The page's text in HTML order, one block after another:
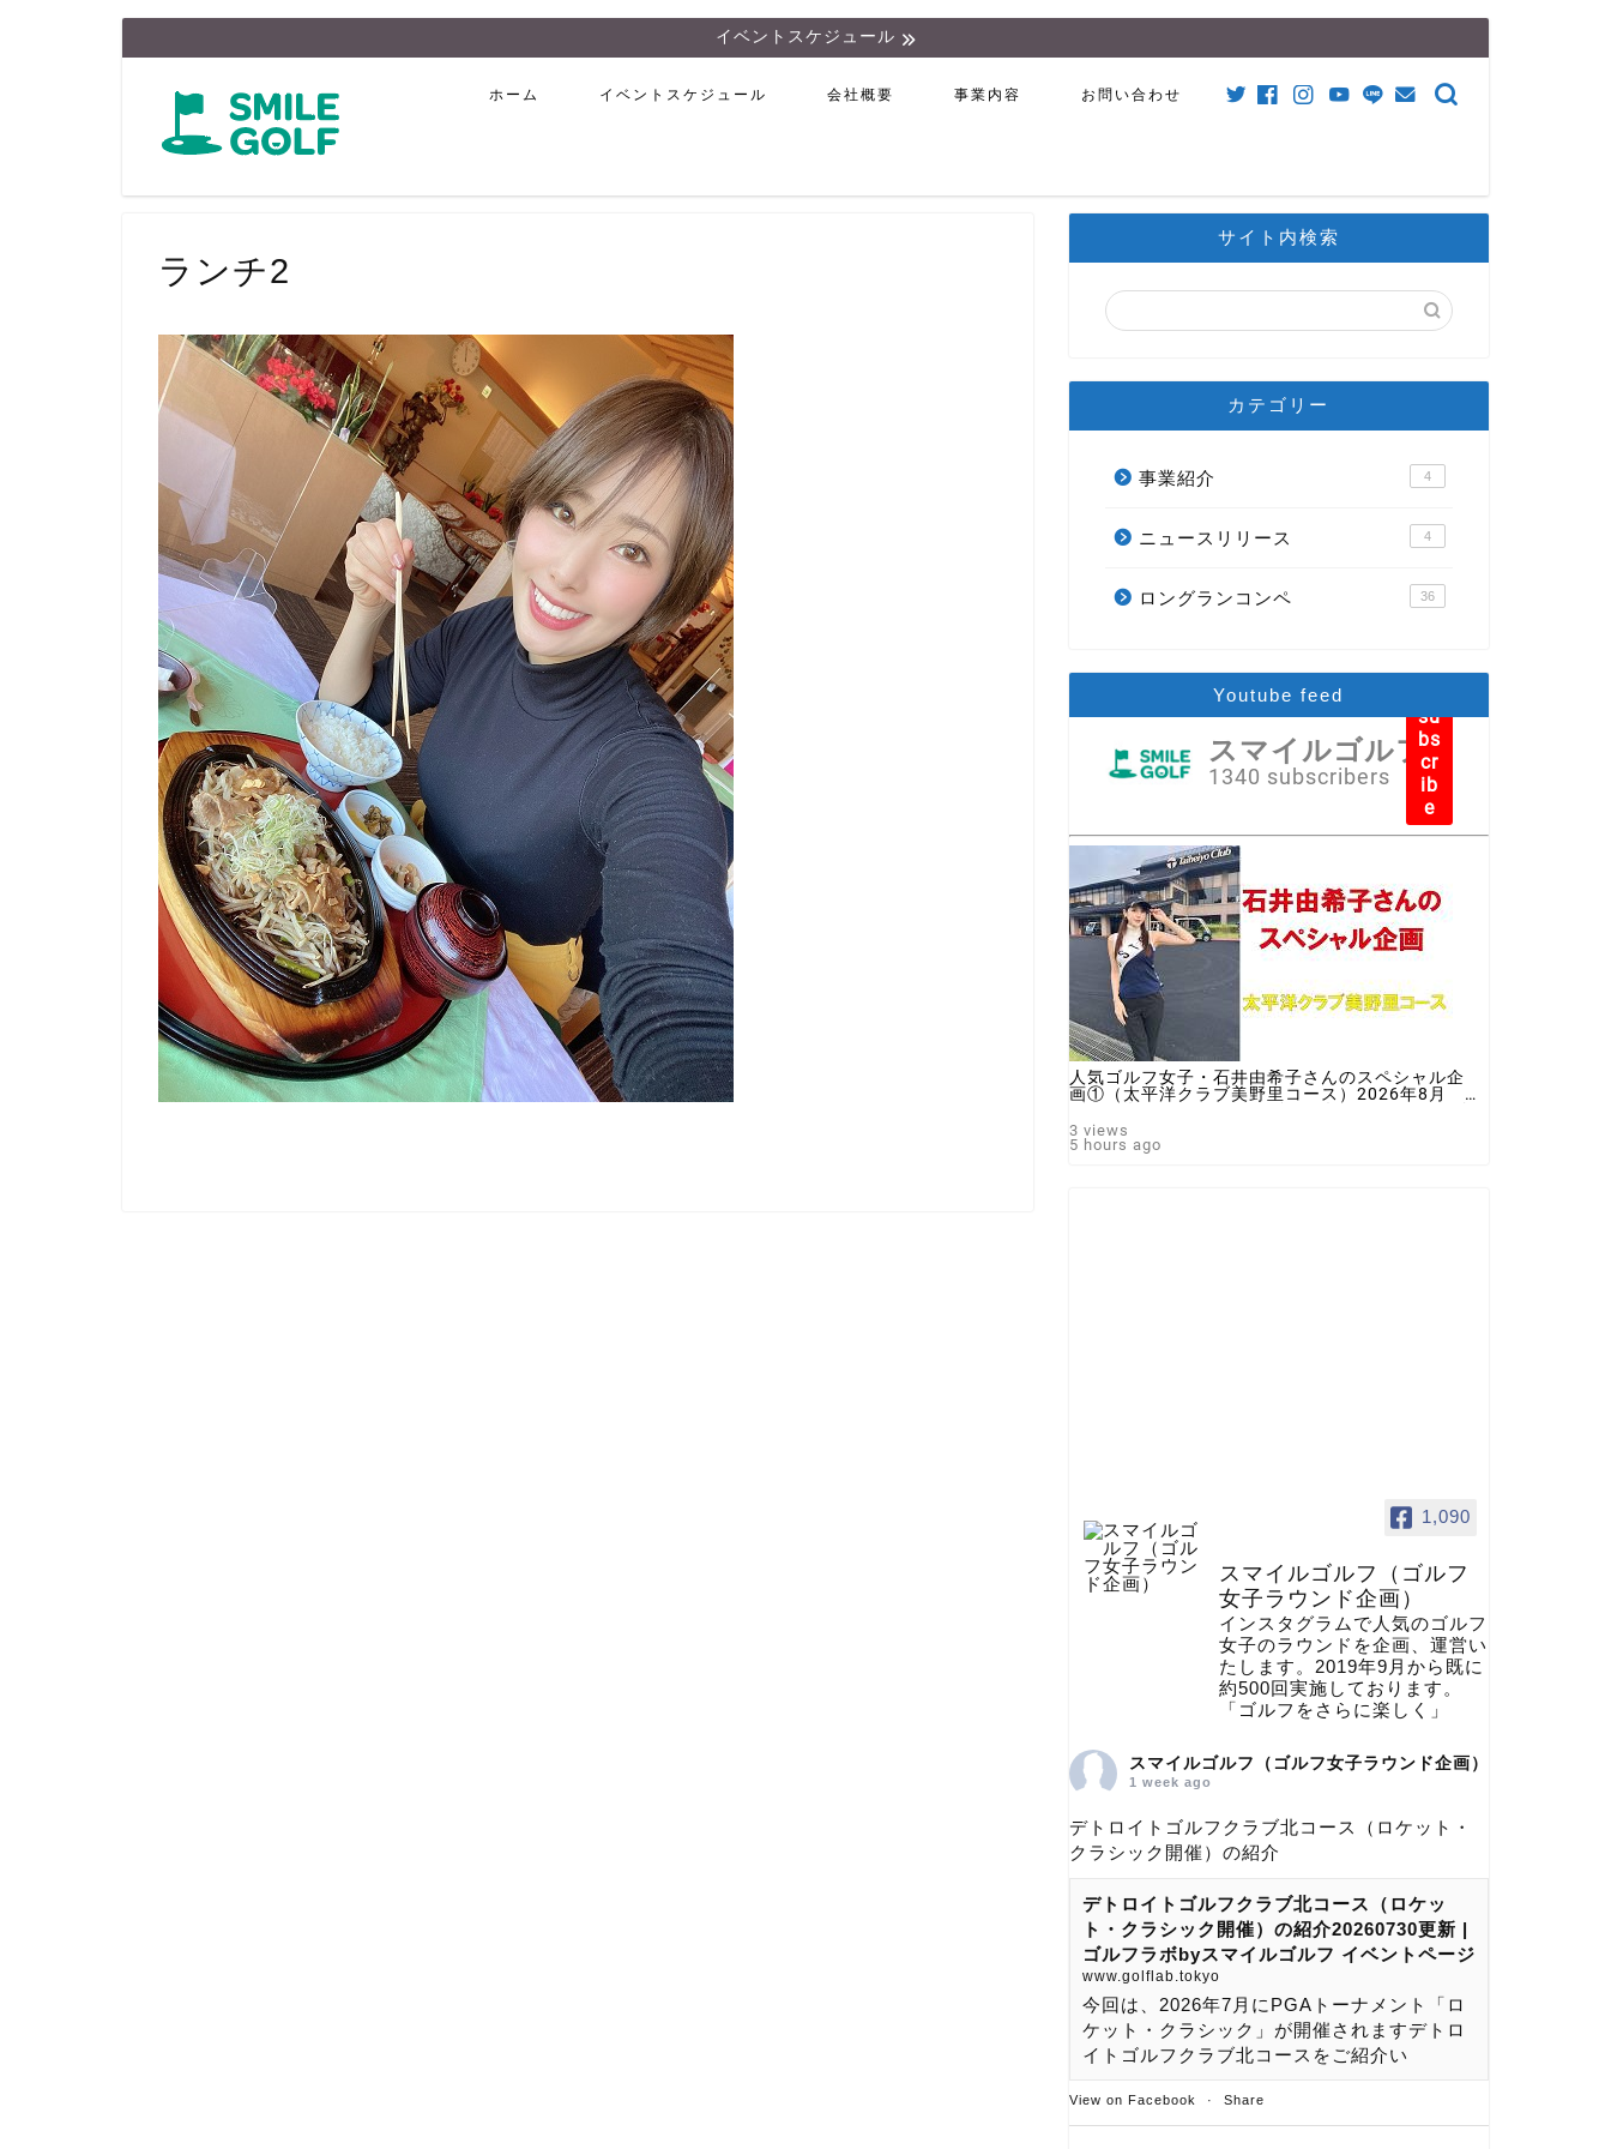
イベントスケジュール
ホーム イベントスケジュール 会社概要 事業内容 お問い合わせ
ランチ2
サイト内検索
カテゴリー
事業紹介 4
ニュースリリース 4
ロングランコンペ 36
Youtube feed
スマイルゴルフ
1340 subscribers
su
bs
cr
ib
e
人気ゴルフ女子・石井由希子さんのスペシャル企
画①（太平洋クラブ美野里コース）2026年8月 ♯
画 ♯スマイルゴルフ
3 views
5 hours ago
1,090
スマイルゴルフ（ゴルフ
女子ラウンド企画）
インスタグラムで人気のゴルフ
女子のラウンドを企画、運営い
たします。2019年9月から既に
約500回実施しております。
「ゴルフをさらに楽しく」
スマイルゴルフ（ゴルフ女子ラウンド企画）
1 week ago
デトロイトゴルフクラブ北コース（ロケット・
クラシック開催）の紹介
デトロイトゴルフクラブ北コース（ロケッ
ト・クラシック開催）の紹介20260730更新 |
ゴルフラボbyスマイルゴルフ イベントページ
www.golflab.tokyo
今回は、2026年7月にPGAトーナメント「ロ
ケット・クラシック」が開催されますデトロ
イトゴルフクラブ北コースをご紹介い
View on Facebook · Share